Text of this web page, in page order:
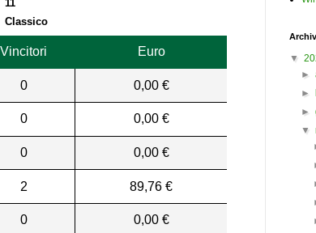
11
Classico
Vincitori Euro
0 0,00 €
0 0,00 €
0 0,00 €
2 89,76 €
0 0,00 €
▼
►
►
►
▼